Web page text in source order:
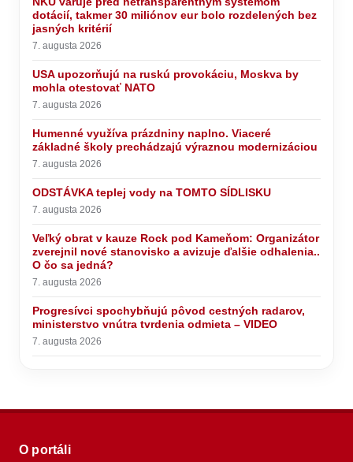
dotácií, takmer 30 miliónov eur bolo rozdelených bez
jasných kritérií
7. augusta 2026
USA upozorňujú na ruskú provokáciu, Moskva by
mohla otestovať NATO
7. augusta 2026
Humenné využíva prázdniny naplno. Viaceré
základné školy prechádzajú výraznou modernizáciou
7. augusta 2026
ODSTÁVKA teplej vody na TOMTO SÍDLISKU
7. augusta 2026
Veľký obrat v kauze Rock pod Kameňom: Organizátor
zverejnil nové stanovisko a avizuje ďalšie odhalenia..
O čo sa jedná?
7. augusta 2026
Progresívci spochybňujú pôvod cestných radarov,
ministerstvo vnútra tvrdenia odmieta – VIDEO
7. augusta 2026
O portáli